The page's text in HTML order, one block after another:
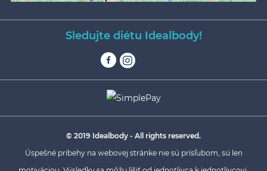
Sledujte diétu Idealbody!
© 2019 Idealbody - All rights reserved.
Úspešné príbehy na webovej stránke nie sú prísľubom, sú len